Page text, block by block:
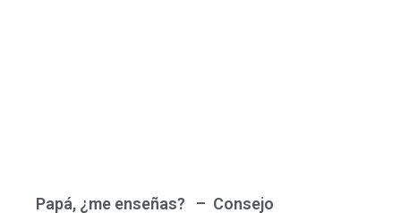
Papá, ¿me enseñas? – Consejo